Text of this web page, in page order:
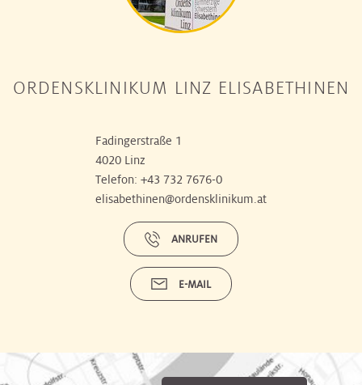
ORDENSKLINIKUM LINZ ELISABETHINEN
Fadingerstraße 1
4020 Linz
Telefon: +43 732 7676-0
elisabethinen@ordensklinikum.at
ANRUFEN
E-MAIL